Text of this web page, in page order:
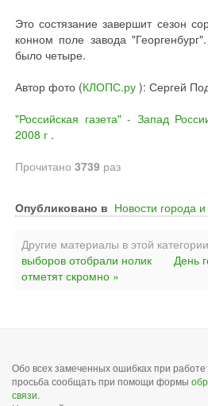
Это состязание завершит сезон
конном поле завода
было четыре.
Автор фото (КЛОПС.ру ): Сергей
"Российская газета" - Запад
2008 г .
Прочитано 3739 раз
Опубликовано в Новости города
Другие материалы в этой
выборов отобрали нолик
День
отметят скромно »
Обо всех замеченных ошибках при работе
просьба сообщать при помощи формы
связи.